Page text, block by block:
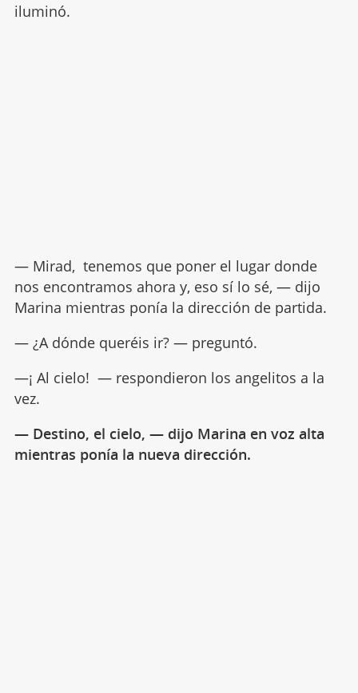
iluminó.
— Mirad, tenemos que poner el lugar donde
nos encontramos ahora y, eso sí lo sé, — dijo
Marina mientras ponía la dirección de partida.
— ¿A dónde queréis ir? — preguntó.
—¡ Al cielo! — respondieron los angelitos a la
vez.
— Destino, el cielo, — dijo Marina en voz alta
mientras ponía la nueva dirección.